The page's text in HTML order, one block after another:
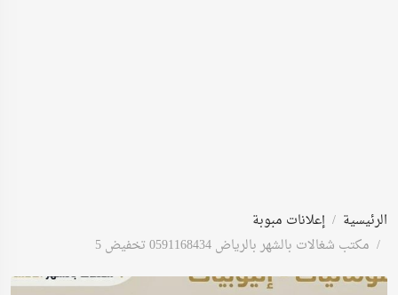
الرئيسية
إعلانات مبوبة
مكتب شغالات بالشهر بالرياض 0591168434 تخفيض 5